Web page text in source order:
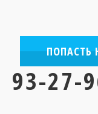
ПОПАСТЬ
93-27-